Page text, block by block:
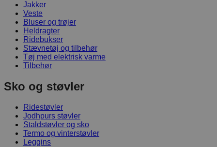
Jakker
Veste
Bluser og trøjer
Heldragter
Ridebukser
Stævnetøj og tilbehør
Tøj med elektrisk varme
Tilbehør
Sko og støvler
Ridestøvler
Jodhpurs støvler
Staldstøvler og sko
Termo og vinterstøvler
Leggins